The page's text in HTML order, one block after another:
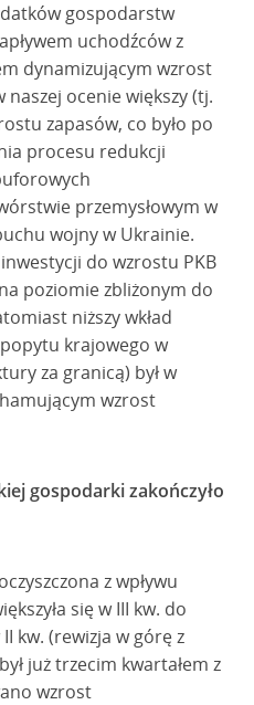
gospodarstw
uchodźców z
dynamizującym wzrost
naszej ocenie większy (tj.
zapasów, co było po
procesu redukcji
przemysłowym w
wojny w Ukrainie.
do wzrostu PKB
poziomie zbliżonym do
niższy wkład
krajowego w
za granicą) był w
wzrost
gospodarki zakończyło
z wpływu
się w III kw. do
kw. (rewizja w górę z
już trzecim kwartałem z
wzrost